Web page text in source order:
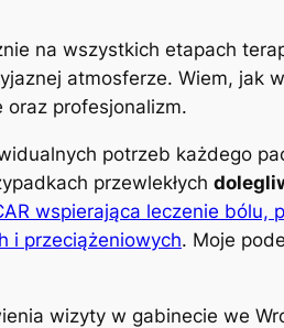
na wszystkich etapach
atmosferze. Wiem, jak
oraz profesjonalizm.
potrzeb każdego
przewlekłych
wspierająca leczenie bólu,
i przeciążeniowych. Moje
wizyty w gabinecie we